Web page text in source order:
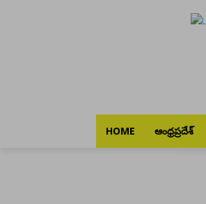
HOME ఆంధ్రప్రదేశ్